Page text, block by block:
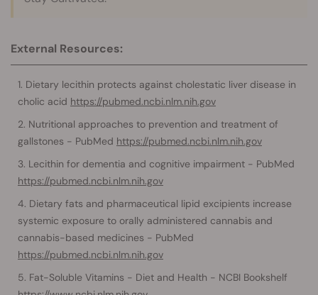
External Resources:
Dietary lecithin protects against cholestatic liver disease in
cholic acid https://pubmed.ncbi.nlm.nih.gov
Nutritional approaches to prevention and treatment of
gallstones - PubMed https://pubmed.ncbi.nlm.nih.gov
Lecithin for dementia and cognitive impairment - PubMed
https://pubmed.ncbi.nlm.nih.gov
Dietary fats and pharmaceutical lipid excipients increase
systemic exposure to orally administered cannabis and
cannabis-based medicines - PubMed
https://pubmed.ncbi.nlm.nih.gov
Fat-Soluble Vitamins - Diet and Health - NCBI Bookshelf